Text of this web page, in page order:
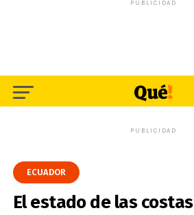
PUBLICIDAD
PUBLICIDAD
ECUADOR
El estado de las costas